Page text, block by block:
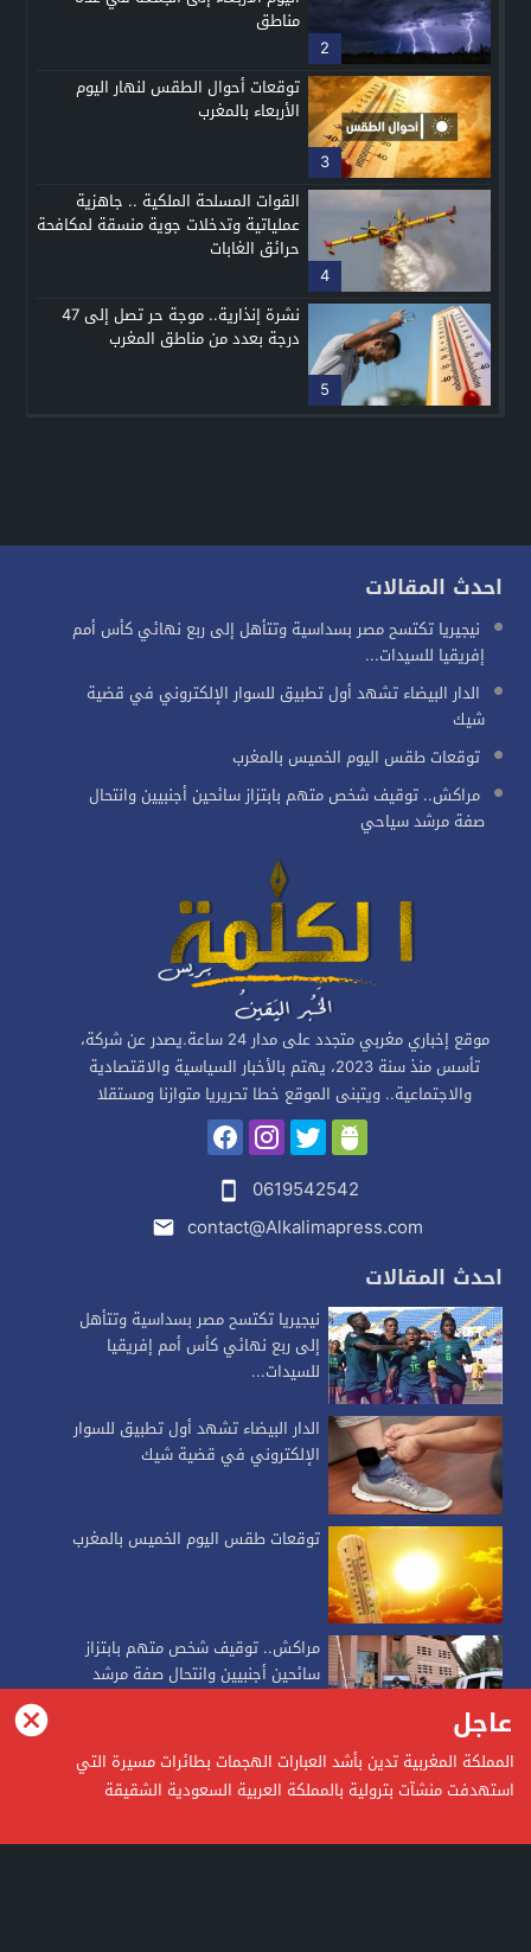
2
مناطق
3
توقعات أحوال الطقس لنهار اليوم
الأربعاء بالمغرب
4
القوات المسلحة الملكية .. جاهزية
عملياتية وتدخلات جوية منسقة لمكافحة
حرائق الغابات
5
نشرة إنذارية.. موجة حر تصل إلى 47
درجة بعدد من مناطق المغرب
احدث المقالات
نيجيريا تكتسح مصر بسداسية وتتأهل إلى ربع نهائي كأس أمم
إفريقيا للسيدات...
الدار البيضاء تشهد أول تطبيق للسوار الإلكتروني في قضية
شيك
توقعات طقس اليوم الخميس بالمغرب
مراكش.. توقيف شخص متهم بابتزاز سائحين أجنبيين وانتحال
صفة مرشد سياحي
موقع إخباري مغربي متجدد على مدار 24 ساعة.يصدر عن شركة،
تأسس منذ سنة 2023، يهتم بالأخبار السياسية والاقتصادية
والاجتماعية.. ويتبنى الموقع خطا تحريريا متوازنا ومستقلا
0619542542
contact@Alkalimapress.com
احدث المقالات
نيجيريا تكتسح مصر بسداسية وتتأهل
إلى ربع نهائي كأس أمم إفريقيا
للسيدات...
الدار البيضاء تشهد أول تطبيق للسوار
الإلكتروني في قضية شيك
توقعات طقس اليوم الخميس بالمغرب
مراكش.. توقيف شخص متهم بابتزاز
سائحين أجنبيين وانتحال صفة مرشد
alkalimapress
عاجل
المملكة المغربية تدين بأشد العبارات الهجمات بطائرات مسيرة التي
استهدفت منشآت بترولية بالمملكة العربية السعودية الشقيقة